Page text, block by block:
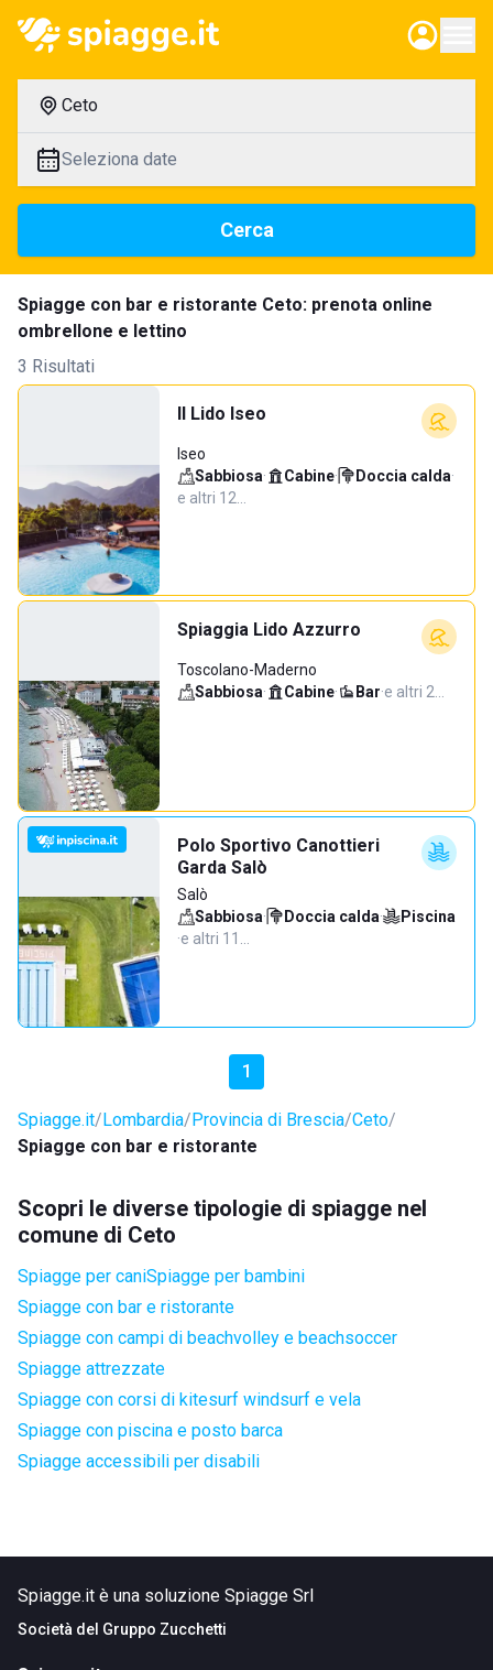
Ceto
Seleziona date
Cerca
Spiagge con bar e ristorante Ceto: prenota online
ombrellone e lettino
3 Risultati
Il Lido Iseo
Iseo
Sabbiosa· Cabine· Doccia calda·
e altri 12…
Spiaggia Lido Azzurro
Toscolano-Maderno
Sabbiosa· Cabine· Bar·e altri 2…
Polo Sportivo Canottieri
Garda Salò
Salò
Sabbiosa· Doccia calda·
Piscina
·e altri 11…
1
Spiagge.it Lombardia Provincia di Brescia Ceto
Spiagge con bar e ristorante
Scopri le diverse tipologie di spiagge nel
comune di Ceto
Spiagge per caniSpiagge per bambini
Spiagge con bar e ristorante
Spiagge con campi di beachvolley e beachsoccer
Spiagge attrezzate
Spiagge con corsi di kitesurf windsurf e vela
Spiagge con piscina e posto barca
Spiagge accessibili per disabili
Spiagge.it è una soluzione Spiagge Srl
Società del Gruppo Zucchetti